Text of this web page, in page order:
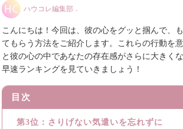
ハウコレ編集部．
こんにちは！今回は、彼の心をグッと掴んで、
てもらう方法をご紹介します。これらの行動を
と彼の心の中であなたの存在感がさらに大きく
早速ランキングを見ていきましょう！
目次
第3位：さりげない気遣いを忘れずに